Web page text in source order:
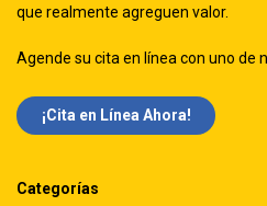
que realmente agreguen valor.
Agende su cita en línea con uno de
¡Cita en Línea Ah​​ora!
Categorías